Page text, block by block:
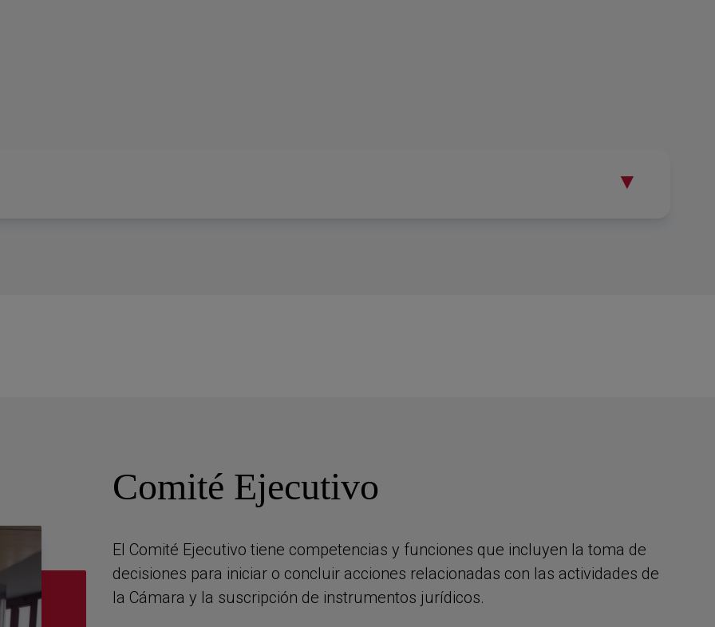
Comité Ejecutivo
El Comité Ejecutivo tiene competencias y funciones que incluyen la toma de
decisiones para iniciar o concluir acciones relacionadas con las actividades de
la Cámara y la suscripción de instrumentos jurídicos.